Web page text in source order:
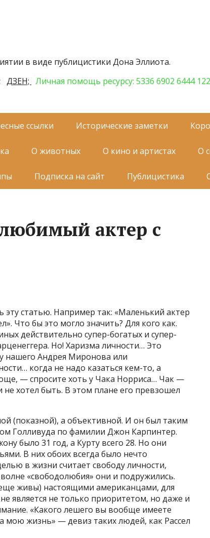
в виде публицистики Дона Эллиота.
ДЗЕН; Личная помощь ресурсу: 5336 6902 6444
ссылки Исторические заметки
О животных О кино и артистах О
Подписка на сайт Публицистика
актер с
статью. Например так: «Маленький актер
Что бы это могло значить? Для кого как.
действительно супер-богатых и супер-
Но! Харизма личности… Это
нашего Андрея Миронова или
когда не надо казаться кем-то, а
— спросите хоть у Чака Норриса… Чак —
хотел быть. В этом плане его превзошел
(показной), а объективной. И он был таким
Голливуда по фамилии Джон Карпинтер.
было 31 год, а Курту всего 28. Но они
В них обоих всегда было нечто
в жизни считает свободу личности,
«свободолюбия» они и подружились.
живы) настоящими американцами, для
является не только приоритетом, но даже и
«Какого лешего вы вообще имеете
жизнь» — девиз таких людей, как Рассел